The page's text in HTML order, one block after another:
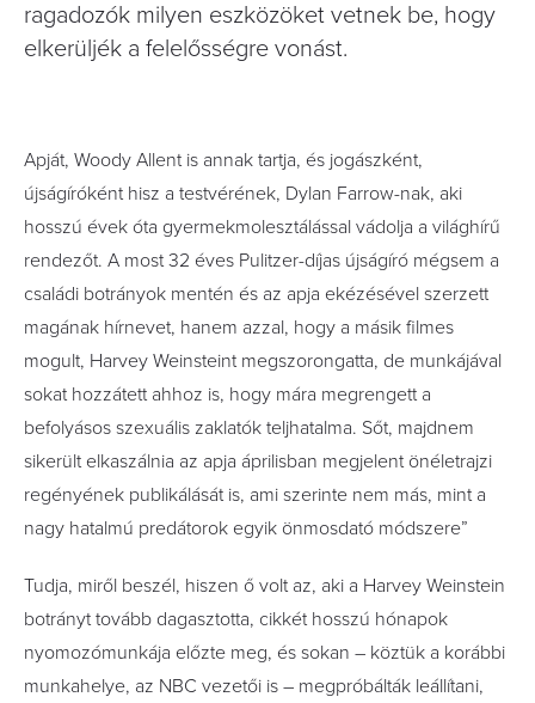
ragadozók milyen eszközöket vetnek be, hogy
elkerüljék a felelősségre vonást.
Apját, Woody Allent is annak tartja, és jogászként,
újságíróként hisz a testvérének, Dylan Farrow-nak, aki
hosszú évek óta gyermekmolesztálással vádolja a világhírű
rendezőt. A most 32 éves Pulitzer-díjas újságíró mégsem a
családi botrányok mentén és az apja ekézésével szerzett
magának hírnevet, hanem azzal, hogy a másik filmes
mogult, Harvey Weinsteint megszorongatta, de munkájával
sokat hozzátett ahhoz is, hogy mára megrengett a
befolyásos szexuális zaklatók teljhatalma. Sőt, majdnem
sikerült elkaszálnia az apja áprilisban megjelent önéletrajzi
regényének publikálását is, ami szerinte nem más, mint a
nagy hatalmú predátorok egyik önmosdató módszere”
Tudja, miről beszél, hiszen ő volt az, aki a Harvey Weinstein
botrányt tovább dagasztotta, cikkét hosszú hónapok
nyomozómunkája előzte meg, és sokan – köztük a korábbi
munkahelye, az NBC vezetői is – megpróbálták leállítani,